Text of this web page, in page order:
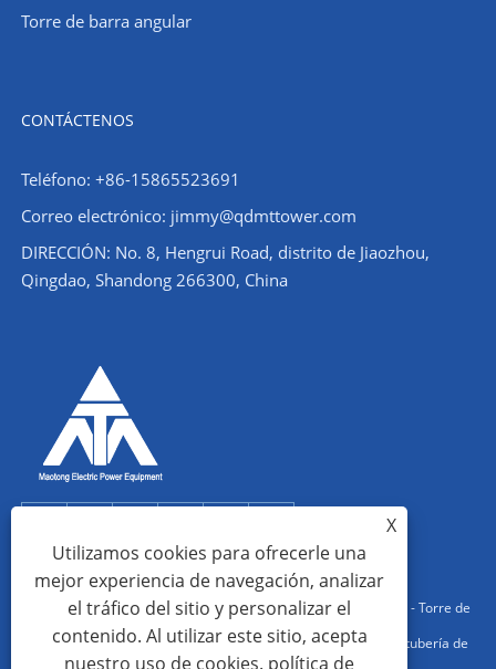
Torre de barra angular
CONTÁCTENOS
Teléfono: +86-15865523691
Correo electrónico: jimmy@qdmttower.com
DIRECCIÓN: No. 8, Hengrui Road, distrito de Jiaozhou,
Qingdao, Shandong 266300, China
Copyright © 2022 Qingdao Maotong Power Equipment Co., Ltd. - Torre de
acero en ángulo, estructura de acero de subestación, torre de tubería de
X
Utilizamos cookies para ofrecerle una
mejor experiencia de navegación, analizar
el tráfico del sitio y personalizar el
contenido. Al utilizar este sitio, acepta
nuestro uso de cookies. política de